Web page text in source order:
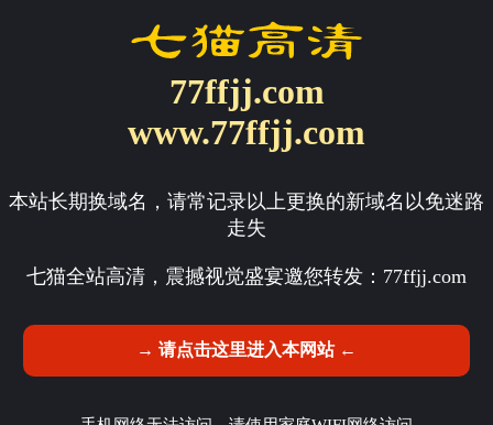
77ffjj.com
www.77ffjj.com
本站长期换域名，请常记录以上更换的新域名以免迷路
走失
七猫全站高清，震撼视觉盛宴邀您转发： 77ffjj.com
→ 请点击这里进入本网站 ←